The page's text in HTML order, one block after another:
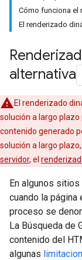
Cómo funciona el
El renderizado
alternativa
El renderizado
solución a largo plazo
contenido generado
solución a largo
servidor, el
En algunos
cuando la página
proceso se
La Búsqueda de
contenido del
algunas